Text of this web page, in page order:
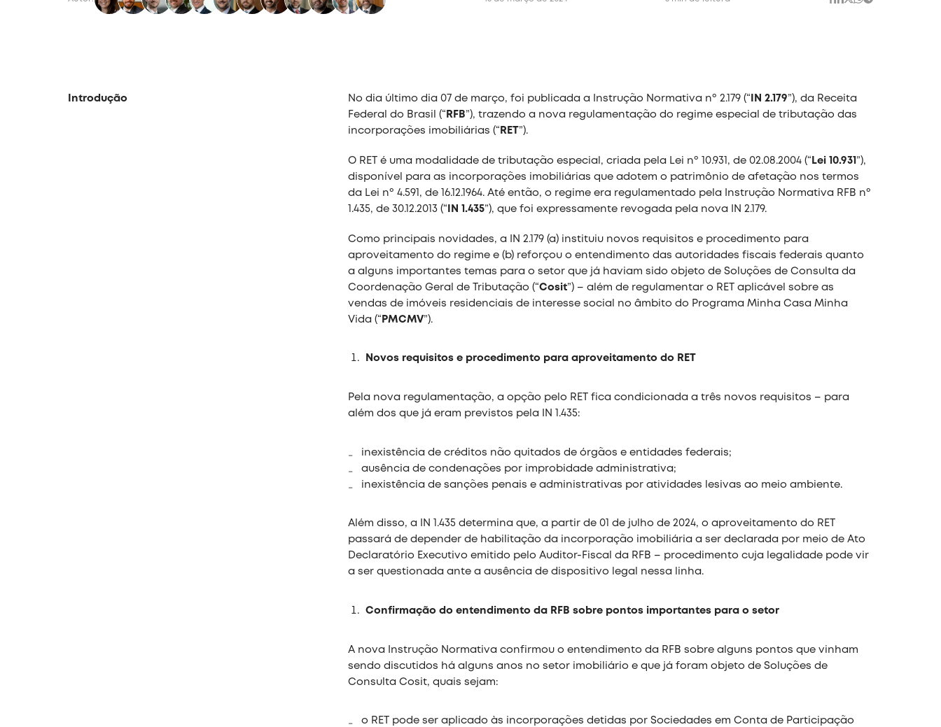
Introdução No dia último dia 07 de março, foi publicada a Instrução Normativa nº 2.179 (“ IN 2.179”), da Receita
Federal do Brasil (“ RFB”), trazendo a nova regulamentação do regime especial de tributação das
incorporações imobiliárias (“ RET”).
O RET é uma modalidade de tributação especial, criada pela Lei nº 10.931, de 02.08.2004 (“ Lei 10.931 ”),
disponível para as incorporações imobiliárias que adotem o patrimônio de afetação nos termos
da Lei nº 4.591, de 16.12.1964. Até então, o regime era regulamentado pela Instrução Normativa RFB nº
1.435, de 30.12.2013 (“ IN 1.435”), que foi expressamente revogada pela nova IN 2.179.
Como principais novidades, a IN 2.179 (a) instituiu novos requisitos e procedimento para
aproveitamento do regime e (b) reforçou o entendimento das autoridades fiscais federais quanto
a alguns importantes temas para o setor que já haviam sido objeto de Soluções de Consulta da
Coordenação Geral de Tributação (“Cosit”) – além de regulamentar o RET aplicável sobre as
vendas de imóveis residenciais de interesse social no âmbito do Programa Minha Casa Minha
Vida (“ PMCMV”).
Novos requisitos e procedimento para aproveitamento do RET
Pela nova regulamentação, a opção pelo RET fica condicionada a três novos requisitos – para
além dos que já eram previstos pela IN 1.435:
inexistência de créditos não quitados de órgãos e entidades federais;
ausência de condenações por improbidade administrativa;
inexistência de sanções penais e administrativas por atividades lesivas ao meio ambiente.
Além disso, a IN 1.435 determina que, a partir de 01 de julho de 2024, o aproveitamento do RET
passará de depender de habilitação da incorporação imobiliária a ser declarada por meio de Ato
Declaratório Executivo emitido pelo Auditor-Fiscal da RFB – procedimento cuja legalidade pode vir
a ser questionada ante a ausência de dispositivo legal nessa linha.
Confirmação do entendimento da RFB sobre pontos importantes para o setor
A nova Instrução Normativa confirmou o entendimento da RFB sobre alguns pontos que vinham
sendo discutidos há alguns anos no setor imobiliário e que já foram objeto de Soluções de
Consulta Cosit, quais sejam:
o RET pode ser aplicado às incorporações detidas por Sociedades em Conta de Participação